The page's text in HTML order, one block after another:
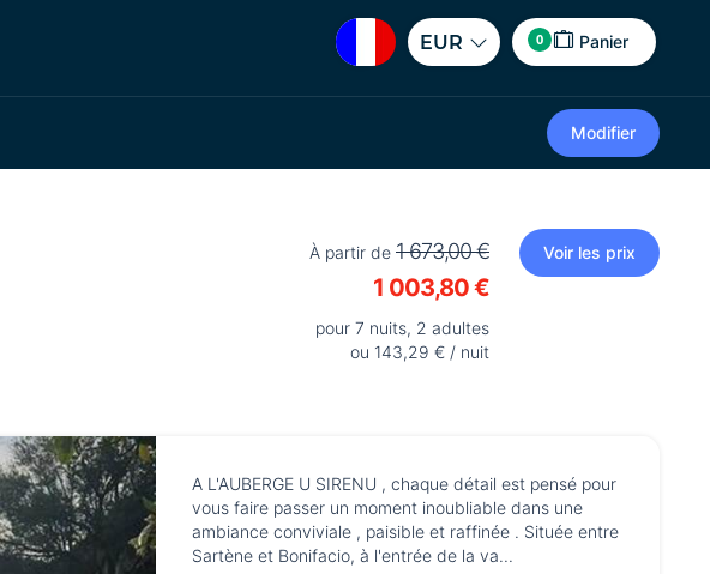
EUR 0 Panier
Modifier
À partir de 1 673,00 €
1 003,80 €
pour 7 nuits, 2 adultes
ou 143,29 € / nuit
Voir les prix
A L'AUBERGE U SIRENU , chaque détail est pensé pour
vous faire passer un moment inoubliable dans une
ambiance conviviale , paisible et raffinée . Située entre
Sartène et Bonifacio, à l'entrée de la va...